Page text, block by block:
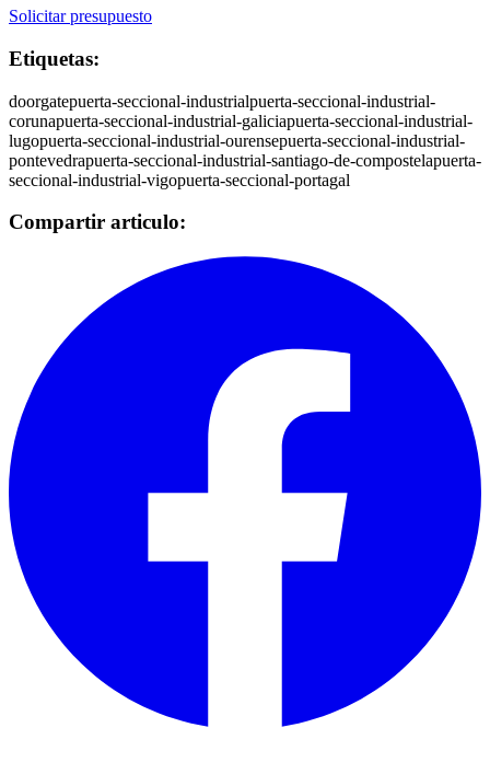
Solicitar presupuesto
Etiquetas:
doorgatepuerta-seccional-industrialpuerta-seccional-industrial-
corunapuerta-seccional-industrial-galiciapuerta-seccional-industrial-
lugopuerta-seccional-industrial-ourensepuerta-seccional-industrial-
pontevedrapuerta-seccional-industrial-santiago-de-compostelapuerta-
seccional-industrial-vigopuerta-seccional-portagal
Compartir articulo: